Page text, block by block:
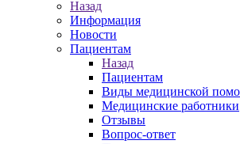
Назад
Информация
Новости
Пациентам
Назад
Пациентам
Виды медицинской
Медицинские работники
Отзывы
Вопрос-ответ